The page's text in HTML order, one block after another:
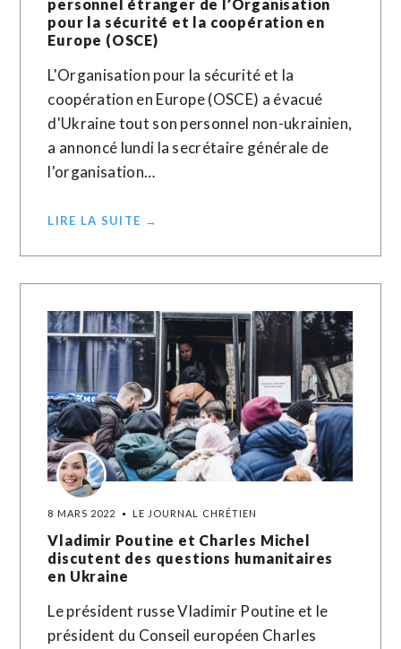
personnel étranger de l’Organisation
pour la sécurité et la coopération en
Europe (OSCE)
L'Organisation pour la sécurité et la
coopération en Europe (OSCE) a évacué
d'Ukraine tout son personnel non-ukrainien,
a annoncé lundi la secrétaire générale de
l'organisation…
LIRE LA SUITE →
8 MARS 2022 LE JOURNAL CHRÉTIEN
Vladimir Poutine et Charles Michel
discutent des questions humanitaires
en Ukraine
Le président russe Vladimir Poutine et le
président du Conseil européen Charles